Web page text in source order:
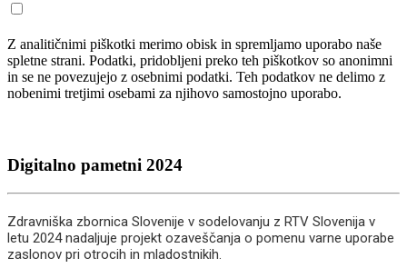
Z analitičnimi piškotki merimo obisk in spremljamo uporabo naše
spletne strani. Podatki, pridobljeni preko teh piškotkov so anonimni
in se ne povezujejo z osebnimi podatki. Teh podatkov ne delimo z
nobenimi tretjimi osebami za njihovo samostojno uporabo.
Digitalno pametni 2024
Zdravniška zbornica Slovenije v sodelovanju z RTV Slovenija v
letu 2024 nadaljuje projekt ozaveščanja o pomenu varne uporabe
zaslonov pri otrocih in mladostnikih.